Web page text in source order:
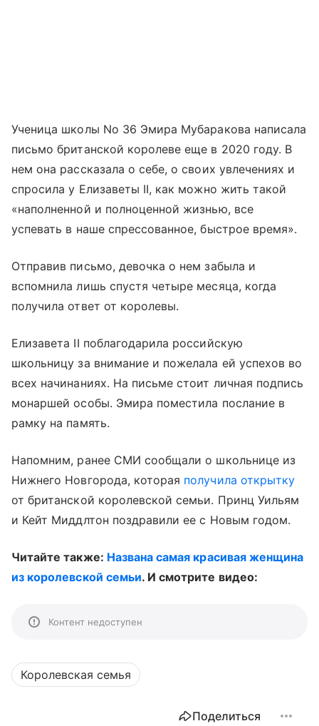
Ученица школы No 36 Эмира Мубаракова написала
письмо британской королеве еще в 2020 году. В
нем она рассказала о себе, о своих увлечениях и
спросила у Елизаветы II, как можно жить такой
«наполненной и полноценной жизнью, все
успевать в наше спрессованное, быстрое время».
Отправив письмо, девочка о нем забыла и
вспомнила лишь спустя четыре месяца, когда
получила ответ от королевы.
Елизавета II поблагодарила российскую
школьницу за внимание и пожелала ей успехов во
всех начинаниях. На письме стоит личная подпись
монаршей особы. Эмира поместила послание в
рамку на память.
Напомним, ранее СМИ сообщали о школьнице из
Нижнего Новгорода, которая получила открытку
от британской королевской семьи. Принц Уильям
и Кейт Миддлтон поздравили ее с Новым годом.
Читайте также: Названа самая красивая женщина
из королевской семьи. И смотрите видео:
Контент недоступен
Королевская семья
Поделиться